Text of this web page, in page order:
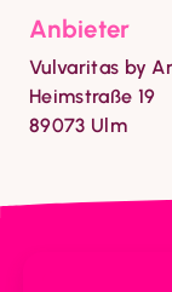
Anbieter
Vulvaritas by
Heimstraße 19
89073 Ulm